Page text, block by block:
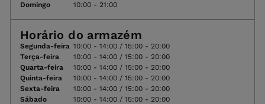
Domingo
10:00 - 21:00
Horário do armazém
Segunda-feira 10:00 - 14:00 / 15:00 - 20:00
Terça-feira
10:00 - 14:00 / 15:00 - 20:00
Quarta-feira
10:00 - 14:00 / 15:00 - 20:00
Quinta-feira
10:00 - 14:00 / 15:00 - 20:00
Sexta-feira
10:00 - 14:00 / 15:00 - 20:00
Sábado
10:00 - 14:00 / 15:00 - 20:00